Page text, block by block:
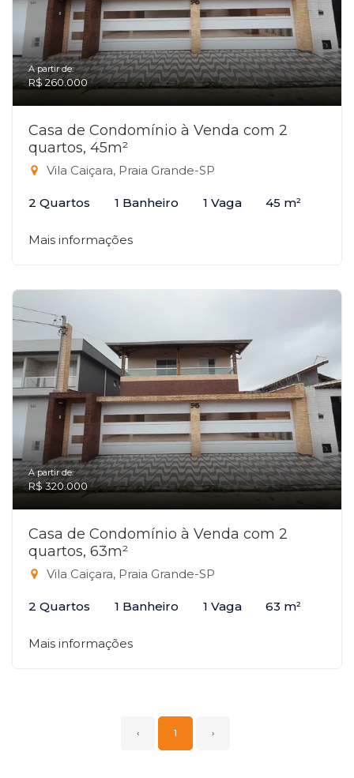
A partir de:
R$ 260.000
Casa de Condomínio à Venda com 2
quartos, 45m²
Vila Caiçara, Praia Grande-SP
2 Quartos 1 Banheiro 1 Vaga 45 m²
Mais informações
A partir de:
R$ 320.000
Casa de Condomínio à Venda com 2
quartos, 63m²
Vila Caiçara, Praia Grande-SP
2 Quartos 1 Banheiro 1 Vaga 63 m²
Mais informações
‹ 1 ›